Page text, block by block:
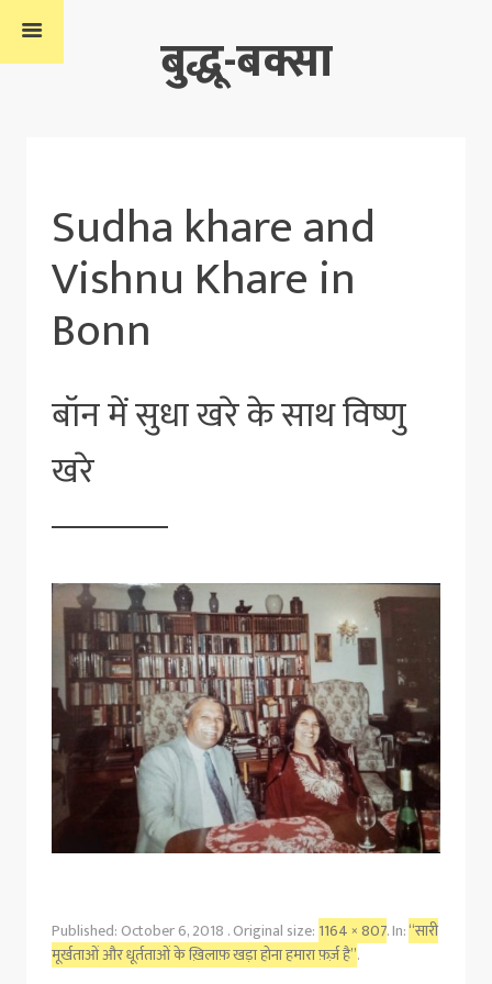
बुद्धू-बक्सा
Sudha khare and
Vishnu Khare in
Bonn
बॉन में सुधा खरे के साथ विष्णु
खरे
Published: October 6, 2018 . Original size: 1164 × 807. In:“सारी
मूर्खताओं और धूर्तताओं के ख़िलाफ़ खड़ा होना हमारा फ़र्ज़ है”.